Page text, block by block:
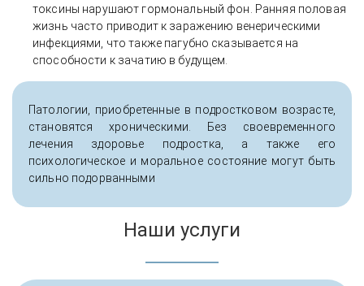
токсины нарушают гормональный фон. Ранняя половая
жизнь часто приводит к заражению венерическими
инфекциями, что также пагубно сказывается на
способности к зачатию в будущем.
Патологии, приобретенные в подростковом возрасте,
становятся хроническими. Без своевременного
лечения здоровье подростка, а также его
психологическое и моральное состояние могут быть
сильно подорванными
Наши услуги